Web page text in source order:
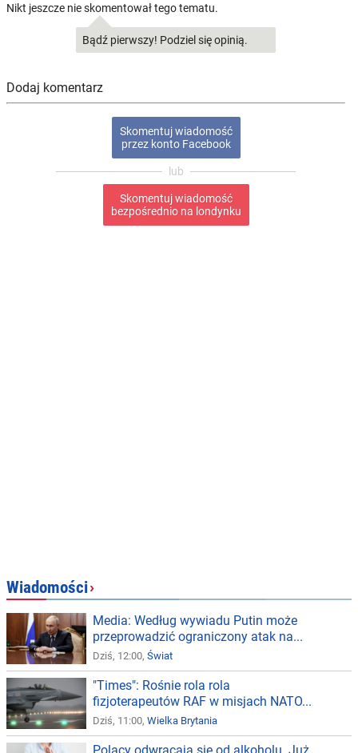
Nikt jeszcze nie skomentował tego tematu.
Bądź pierwszy! Podziel się opinią.
Dodaj komentarz
Skomentuj wiadomość
przez konto Facebook
Skomentuj wiadomość
bezpośrednio na londynku
Wiadomości›
Media: Według wywiadu Putin może
przeprowadzić ograniczony atak na...
Dziś, 12:00, Świat
"Times": Rośnie rola rola
fizjoterapeutów RAF w misjach NATO...
Dziś, 11:00, Wielka Brytania